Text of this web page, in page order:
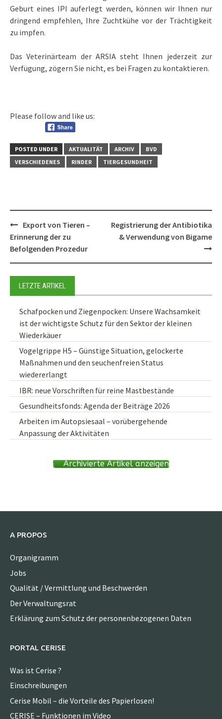
Geburt eines IPI auferlegt werden, können wir Ihnen nur
dringend empfehlen, Ihre Zuchtkühe vor der Trächtigkeit
zu impfen.
Das Veterinärteam der ARSIA steht Ihnen jederzeit zur
Verfügung, zögern Sie nicht, es bei Fragen zu kontaktieren.
Please follow and like us:
POSTED UNDER AKTUALITÄT ARCHIV
BVD
VERSCHIEDENES
RINDER TIERGESUNDHEIT
Post
navigation
Export von Tieren –
Erinnerung der zu
Befolgenden Prozedur
Registrierung der Antibiotika
& Verwendung von Bigame
LETZTE ARTIKEL
Schafpocken und Ziegenpocken: Unsere Wachsamkeit
ist der wichtigste Schutz für den Sektor der kleinen
Wiederkäuer
Vogelgrippe H5 – Günstige Situation, gelockerte
Maßnahmen und den seuchenfreien Status
wiedererlangt
IBR: neue Vorschriften für reine Mastbestände
Gesundheitsfonds: Agenda der Beiträge 2026
Arbeiten im Autopsiesaal – vorübergehende
Anpassung der Aktivitäten
Archivierte Artikel anzeigen
A PROPOS
Organigramm
Jobs
Qualität / Vermittlung und Beschwerden
Der Verwaltungsrat
Erklärung zum Schutz der personenbezogenen Daten
PORTAL CERISE
Was ist Cerise ?
Einschreibungen
Cerise Mobil – die Vorteile des Papierlosen!
CERISE – Funktionen im Video